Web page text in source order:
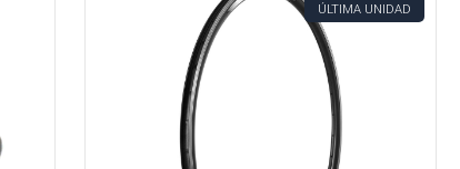
ÚLTIMA UNIDAD